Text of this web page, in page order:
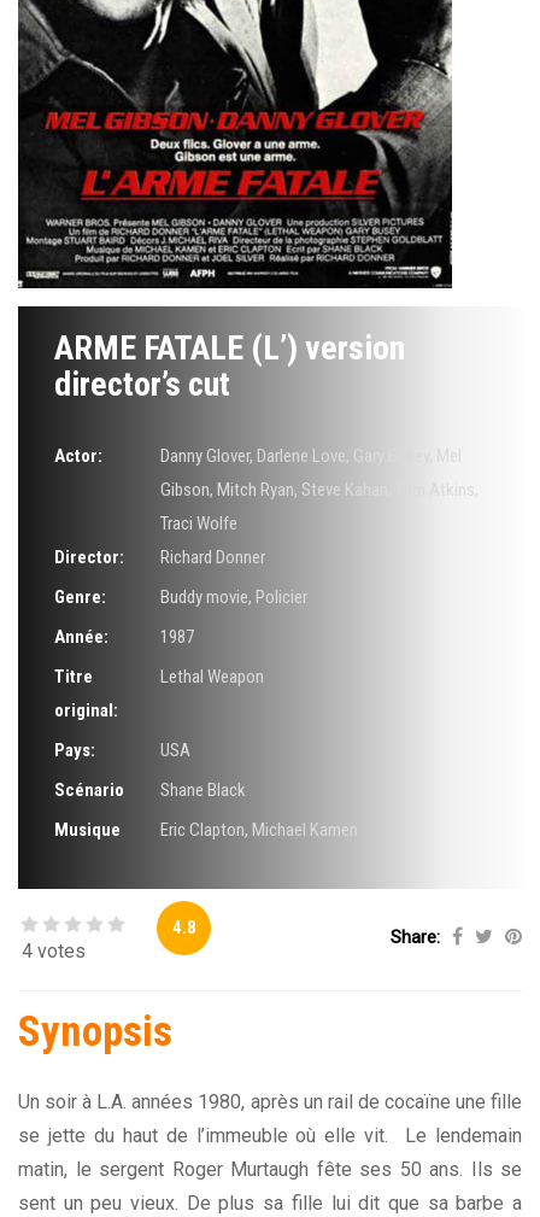
ARME FATALE (L’) version
director’s cut
Actor: Danny Glover, Darlene Love, Gary Busey
Gibson, Mitch Ryan, Steve Kahan Tom Atkins,
Traci Wolfe
Director:
Richard Donner
Genre:
Buddy movie, Policier
Année:
1987
Titre
original:
Lethal Weapon
Pays:
USA
Scénario
Shane Black
Musique
Eric Clapton, Michael Kamen
4 votes
4.8 Share:
Synopsis
Un soir à L.A. années 1980, après un rail de cocaïne une fille
se jette du haut de l’immeuble où elle vit. Le lendemain
matin, le sergent Roger Murtaugh fête ses 50 ans. Ils se
sent un peu vieux. De plus sa fille lui dit que sa barbe a